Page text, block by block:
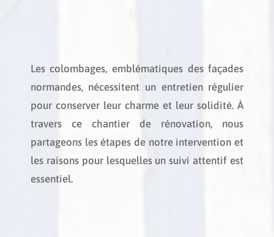
Les colombages, emblématiques des façades
normandes, nécessitent un entretien régulier
pour conserver leur charme et leur solidité. À
travers ce chantier de rénovation, nous
partageons les étapes de notre intervention et
les raisons pour lesquelles un suivi attentif est
essentiel.